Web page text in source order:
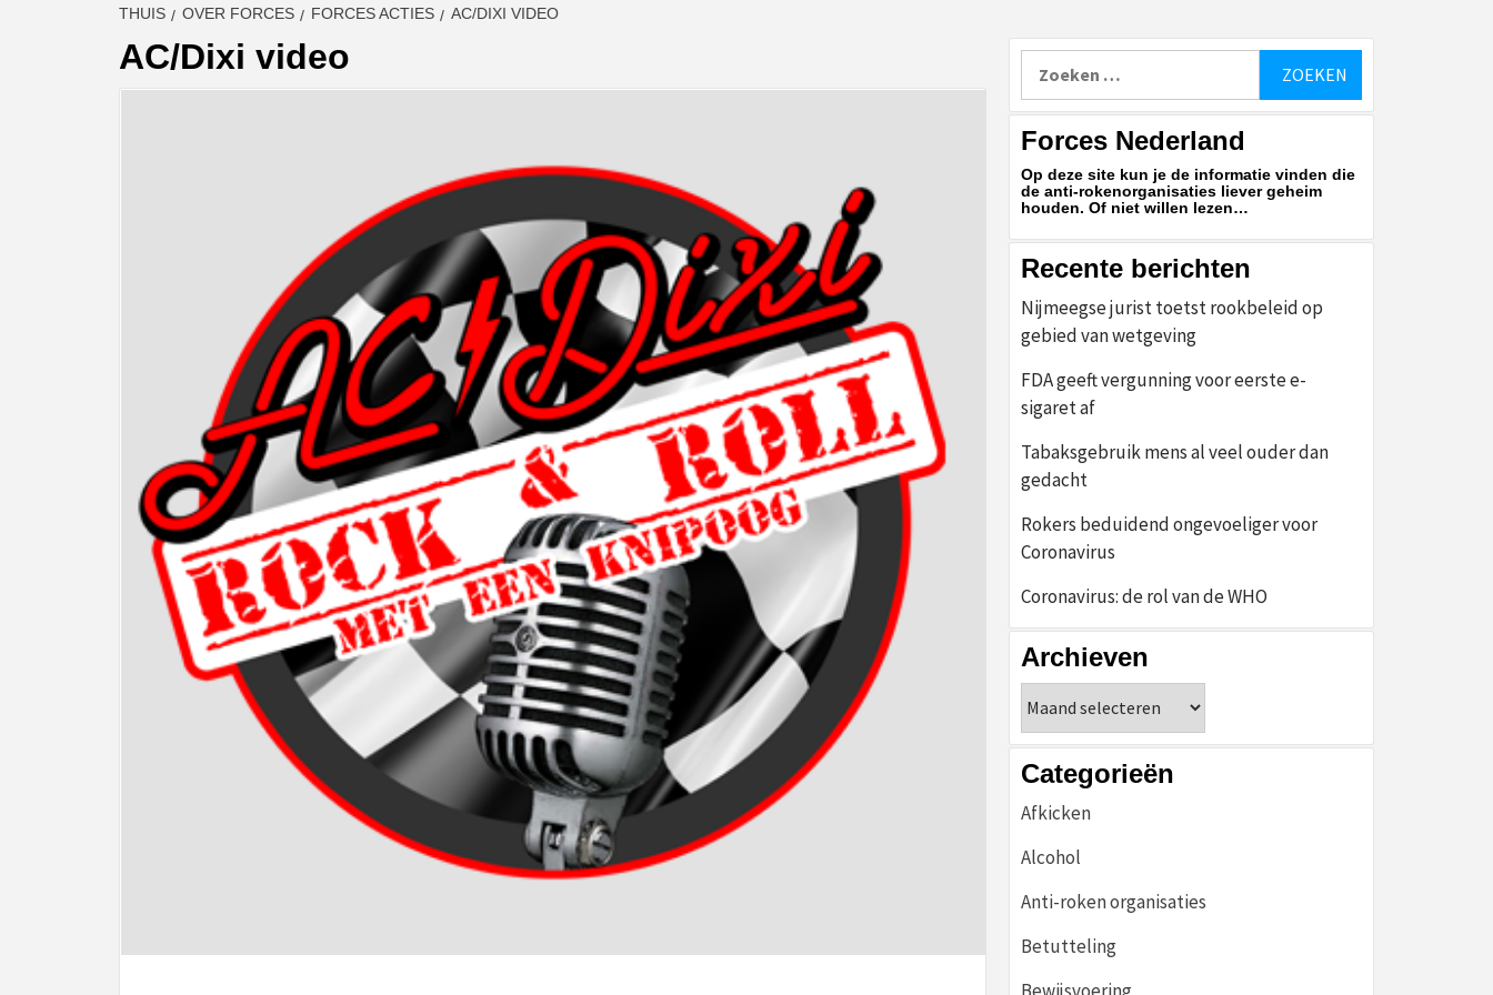
THUIS OVER FORCES FORCES ACTIES AC/DIXI VIDEO
AC/Dixi video
naar:
Forces Nederland
Op deze site kun je de informatie vinden die
de anti-rokenorganisaties liever geheim
houden. Of niet willen lezen…
Recente berichten
Nijmeegse jurist toetst rookbeleid op
gebied van wetgeving
FDA geeft vergunning voor eerste e-
sigaret af
Tabaksgebruik mens al veel ouder dan
gedacht
Rokers beduidend ongevoeliger voor
Coronavirus
Coronavirus: de rol van de WHO
Archieven
Categorieën
Afkicken
Alcohol
Anti-roken organisaties
Betutteling
Bewijsvoering